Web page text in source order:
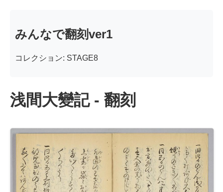
みんなで翻刻ver1
コレクション: STAGE8
浅間大變記 - 翻刻